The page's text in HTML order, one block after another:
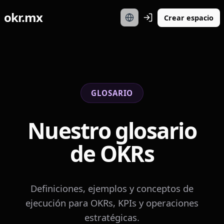
okr.mx Crear espacio
GLOSARIO
Nuestro glosario
de OKRs
Definiciones, ejemplos y conceptos de
ejecución para OKRs, KPIs y operaciones
estratégicas.